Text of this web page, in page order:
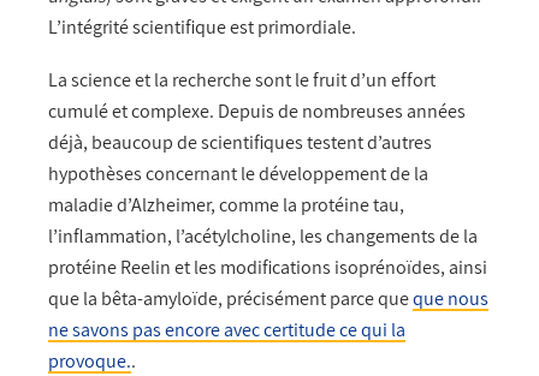
L’intégrité scientifique est primordiale.
La science et la recherche sont le fruit d’un effort
cumulé et complexe. Depuis de nombreuses années
déjà, beaucoup de scientifiques testent d’autres
hypothèses concernant le développement de la
maladie d’Alzheimer, comme la protéine tau,
l’inflammation, l’acétylcholine, les changements de la
protéine Reelin et les modifications isoprénoïdes, ainsi
que la bêta-amyloïde, précisément parce queque nous
ne savons pas encore avec certitude ce qui la
provoque..